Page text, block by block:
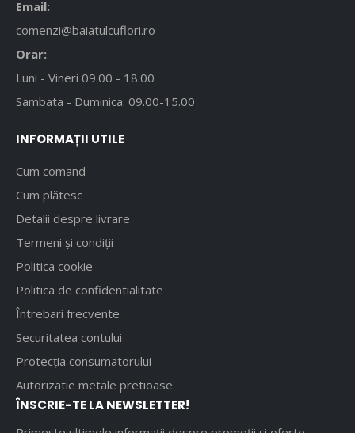
Email:
comenzi@baiatulcuflori.ro
Orar:
Luni - Vineri 09.00 - 18.00
Sambata - Duminica: 09.00-15.00
INFORMAȚII UTILE
Cum comand
Cum plătesc
Detalii despre livrare
Termeni și condiții
Politica cookie
Politica de confidentialitate
Întrebari frecvente
Securitatea contului
Protecția consumatorului
Autorizatie metale pretioase
ÎNSCRIE-TE LA NEWSLETTER!